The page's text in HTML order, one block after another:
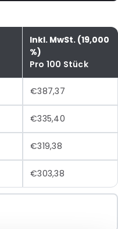
Inkl. MwSt. (19,000
%)
Pro 100 Stück
€387,37
€335,40
€319,38
€303,38